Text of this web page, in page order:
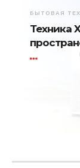
БЫТОВАЯ
Техника